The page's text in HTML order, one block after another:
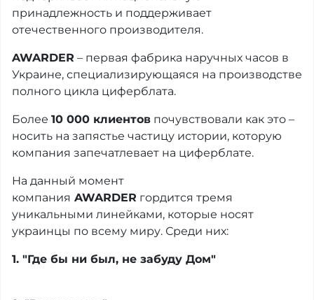
принадлежность и поддерживает
отечественного производителя.
AWARDER – первая фабрика наручных часов в
Украине, специализирующаяся на производстве
полного цикла циферблата.
Более 10 000 клиентов почувствовали как это –
носить на запястье частицу истории, которую
компания запечатлевает на циферблате.
На данный момент
компания AWARDER гордится тремя
уникальными линейками, которые носят
украинцы по всему миру. Среди них:
1. "Где бы ни был, не забуду Дом"